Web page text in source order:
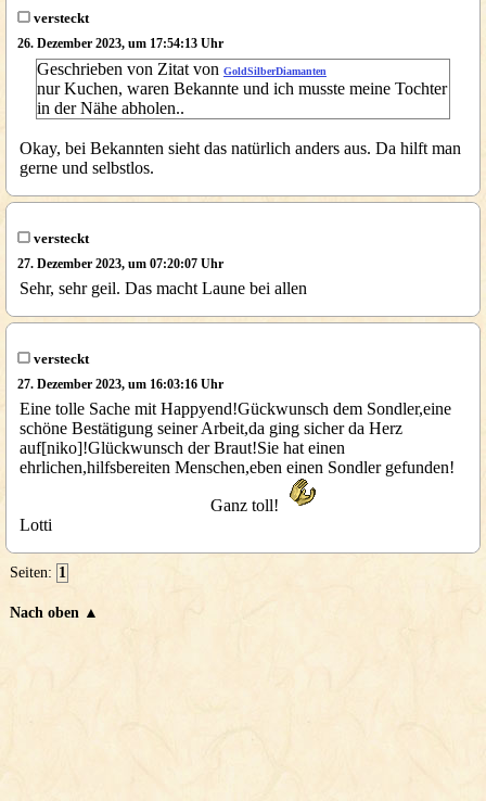
versteckt
26. Dezember 2023, um 17:54:13 Uhr
Geschrieben von Zitat von GoldSilberDiamanten
nur Kuchen, waren Bekannte und ich musste meine Tochter
in der Nähe abholen..
Okay, bei Bekannten sieht das natürlich anders aus. Da hilft man
gerne und selbstlos.
versteckt
27. Dezember 2023, um 07:20:07 Uhr
Sehr, sehr geil. Das macht Laune bei allen
versteckt
27. Dezember 2023, um 16:03:16 Uhr
Eine tolle Sache mit Happyend!Gückwunsch dem Sondler,eine
schöne Bestätigung seiner Arbeit,da ging sicher da Herz
auf[niko]!Glückwunsch der Braut!Sie hat einen
ehrlichen,hilfsbereiten Menschen,eben einen Sondler gefunden!
Ganz toll!
Lotti
Seiten: 1
Nach oben ▲